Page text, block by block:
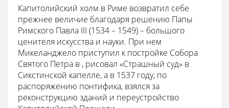
Капитолийский холм в Риме возвратил себе
прежнее величие благодаря решению Папы
Римского Павла III (1534 – 1549) – большого
ценителя искусства и науки. При нем
Микеланджело приступил к постройке Собора
Святого Петра в , рисовал «Страшный суд» в
Сикстинской капелле, а в 1537 году, по
распоряжению понтифика, взялся за
реконструкцию зданий и переустройство